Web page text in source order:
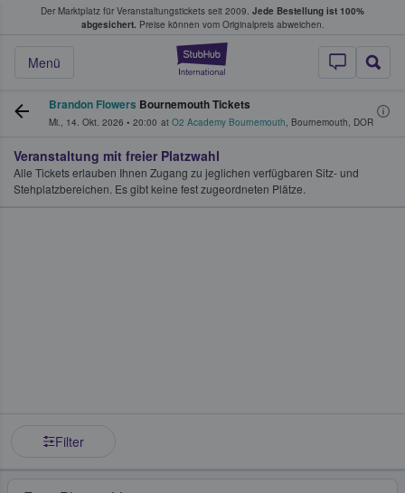
Der Marktplatz für Veranstaltungstickets seit 2009. Jede Bestellung ist 100%
abgesichert. Preise können vom Originalpreis abweichen.
StubHub - Wo
Menü
Tickets kaufen & verkaufen
Brandon Flowers Bournemouth Tickets
Mi., 14. Okt. 2026 • 20:00 at O2 Academy Bournemouth, Bournemouth, DOR
Veranstaltung mit freier Platzwahl
Alle Tickets erlauben Ihnen Zugang zu jeglichen verfügbaren Sitz- und
Stehplatzbereichen. Es gibt keine fest zugeordneten Plätze.
Filter